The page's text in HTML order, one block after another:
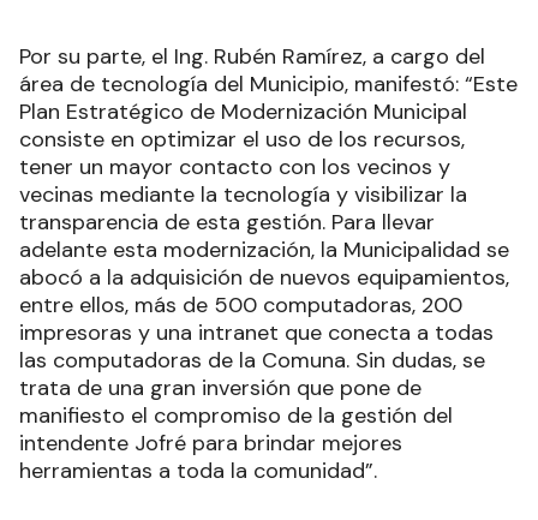
Por su parte, el Ing. Rubén Ramírez, a cargo del
área de tecnología del Municipio, manifestó: “Este
Plan Estratégico de Modernización Municipal
consiste en optimizar el uso de los recursos,
tener un mayor contacto con los vecinos y
vecinas mediante la tecnología y visibilizar la
transparencia de esta gestión. Para llevar
adelante esta modernización, la Municipalidad se
abocó a la adquisición de nuevos equipamientos,
entre ellos, más de 500 computadoras, 200
impresoras y una intranet que conecta a todas
las computadoras de la Comuna. Sin dudas, se
trata de una gran inversión que pone de
manifiesto el compromiso de la gestión del
intendente Jofré para brindar mejores
herramientas a toda la comunidad”.